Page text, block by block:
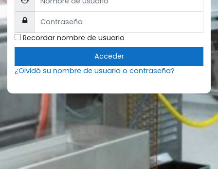
Contraseña
Recordar nombre de usuario
Acceder
¿Olvidó su nombre de usuario o contraseña?